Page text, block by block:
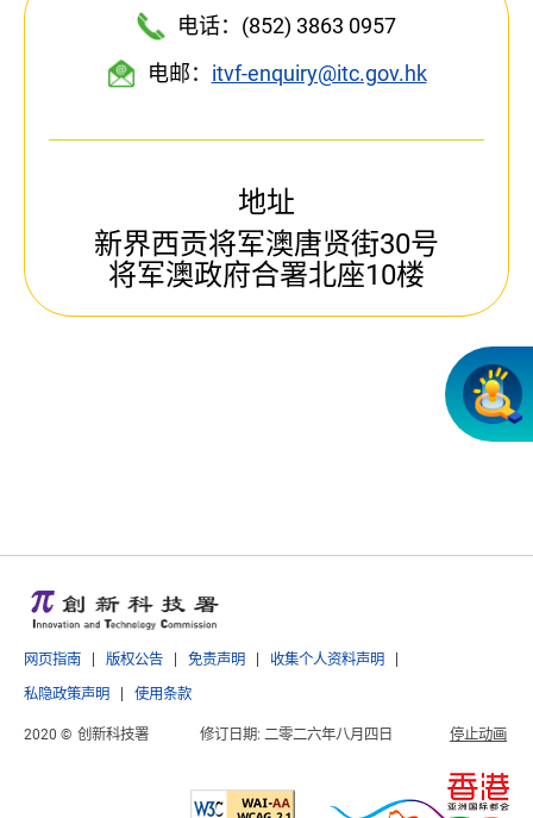
电话：(852) 3863 0957
电邮： itvf-enquiry@itc.gov.hk
地址
新界西贡将军澳唐贤街30号
将军澳政府合署北座10楼
网页指南 版权公告 免责声明
收集个人资料声明
私隐政策声明
使用条款
2020 © 创新科技署 修订日期: 二零二六年八月四日 停止动画